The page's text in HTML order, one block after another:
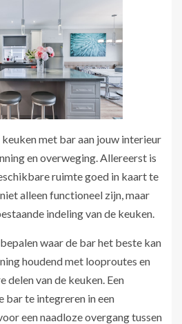
met bar aan jouw interieur
en overweging. Allereerst is
ruimte goed in kaart te
alleen functioneel zijn, maar
indeling van de keuken.
waar de bar het beste kan
houdend met looproutes en
delen van de keuken. Een
bar te integreren in een
een naadloze overgang tussen